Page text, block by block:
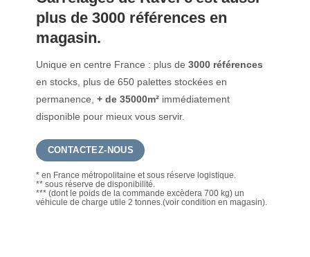
plus de 3000 références en
magasin.
Unique en centre France : plus de3000 références
en stocks, plus de 650 palettes stockées en
permanence,+ de 35000m² immédiatement
disponible pour mieux vous servir.
CONTACTEZ-NOUS
* en France métropolitaine et sous réserve logistique.
** sous réserve de disponibilité.
*** (dont le poids de la commande excèdera 700 kg) un
véhicule de charge utile 2 tonnes.(voir condition en magasin).